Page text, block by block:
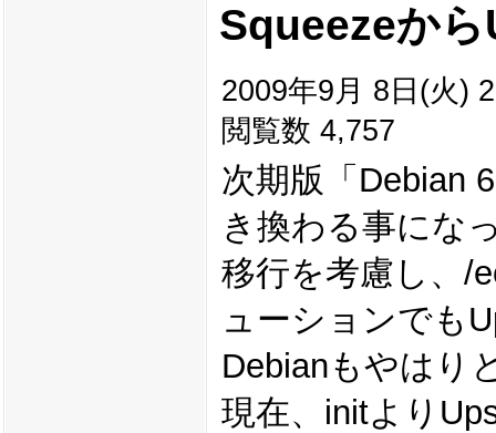
Squeezeか
2009年9月 8日(火)
閲覧数 4,757
次期版「Debian
き換わる事にな
移行を考慮し、/
ューションでも
Debianもやはり
現在、initより